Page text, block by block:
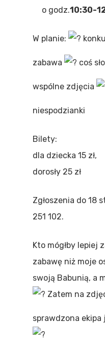
o godz.10:30-
W planie:
zabawa coś
wspólne zdjęcia
niespodzianki
Bilety:
dla dziecka 15 zł,
dorosły 25 zł
Zgłoszenia do 18
251 102.
Kto mógłby lepiej
zabawę niż moje
swoją Babunią, a
Zatem na
sprawdzona